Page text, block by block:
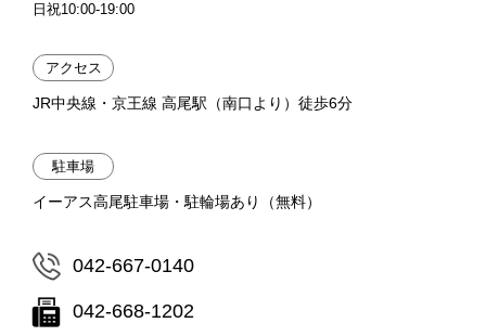
日祝10:00-19:00
アクセス
JR中央線・京王線 高尾駅（南口より）徒歩6分
駐車場
イーアス高尾駐車場・駐輪場あり（無料）
042-667-0140
042-668-1202